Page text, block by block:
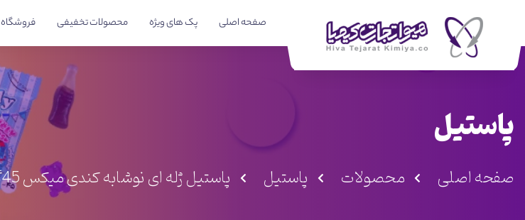
صفحه اصلی پک های ویژه محصولات تخفیفی فروشگاه
پاستیل
صفحه اصلی محصولات پاستیل پاستیل ژله ای نوشابه کندی میکس 45گرم 10بسته ای